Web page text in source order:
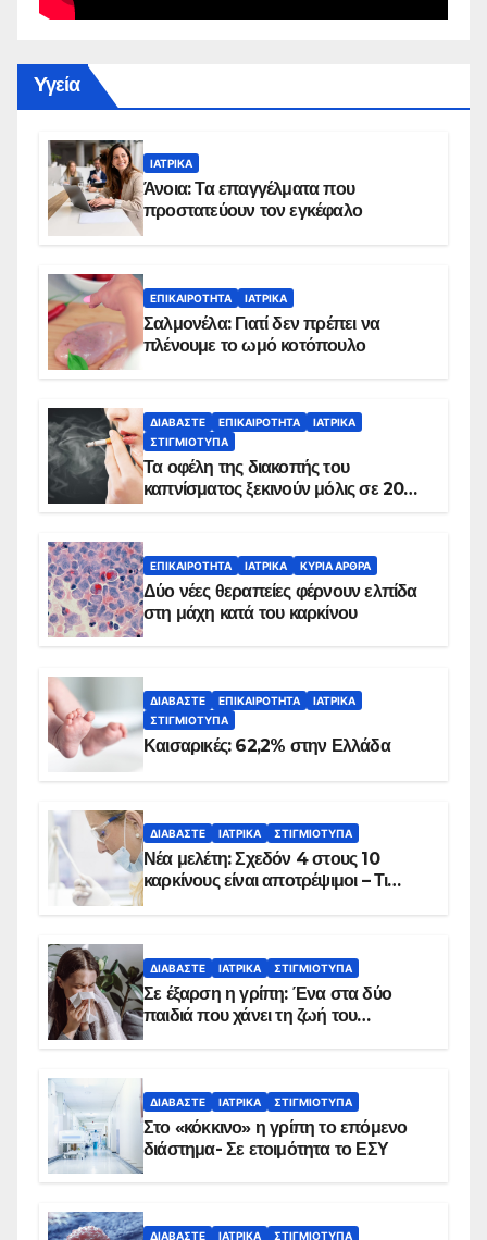
Yγεία
ΙΑΤΡΙΚΆ
Άνοια: Τα επαγγέλματα που
προστατεύουν τον εγκέφαλο
ΕΠΙΚΑΙΡΌΤΗΤΑ ΙΑΤΡΙΚΆ
Σαλμονέλα: Γιατί δεν πρέπει να
πλένουμε το ωμό κοτόπουλο
ΔΙΑΒΆΣΤΕ ΕΠΙΚΑΙΡΌΤΗΤΑ
ΙΑΤΡΙΚΆ
ΣΤΙΓΜΙΌΤΥΠΑ
Τα οφέλη της διακοπής του
καπνίσματος ξεκινούν μόλις σε 20
ΕΠΙΚΑΙΡΌΤΗΤΑ ΙΑΤΡΙΚΆ ΚΥΡΙΑ ΑΡΘΡΑ
Δύο νέες θεραπείες φέρνουν ελπίδα
στη μάχη κατά του καρκίνου
ΔΙΑΒΆΣΤΕ ΕΠΙΚΑΙΡΌΤΗΤΑ
ΙΑΤΡΙΚΆ
ΣΤΙΓΜΙΌΤΥΠΑ
Καισαρικές: 62,2% στην Ελλάδα
ΔΙΑΒΆΣΤΕ ΙΑΤΡΙΚΆ ΣΤΙΓΜΙΌΤΥΠΑ
Νέα μελέτη: Σχεδόν 4 στους 10
καρκίνους είναι αποτρέψιμοι – Τι
ΔΙΑΒΆΣΤΕ ΙΑΤΡΙΚΆ ΣΤΙΓΜΙΌΤΥΠΑ
Σε έξαρση η γρίπη: Ένα στα δύο
παιδιά που χάνει τη ζωή του
ΔΙΑΒΆΣΤΕ ΙΑΤΡΙΚΆ ΣΤΙΓΜΙΌΤΥΠΑ
Στο «κόκκινο» η γρίπη το επόμενο
διάστημα- Σε ετοιμότητα το ΕΣΥ
ΔΙΑΒΆΣΤΕ ΙΑΤΡΙΚΆ ΣΤΙΓΜΙΌΤΥΠΑ